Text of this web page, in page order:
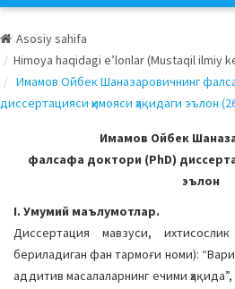
o
g
e
N
v
a
t
i
o
Asosiy sahifa
Himoya haqidagi e’lonlar (Mustaqil ilmiy
Имамов Ойбек Шаназаровичнинг
диссертацияси ҳимояси ҳақидаги эълон
Имамов Ойбек
фалсафа доктори (PhD)
эълон
I. Умумий маълумотлар.
Диссертация мавзуси,
бериладиган фан тармоғи номи):
аддитив масалаларнинг ечими